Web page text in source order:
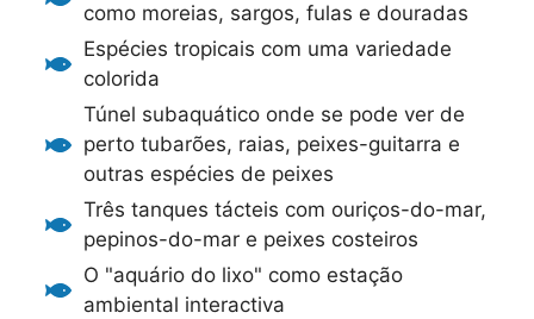
como moreias, sargos, fulas e douradas
Espécies tropicais com uma variedade
colorida
Túnel subaquático onde se pode ver de
perto tubarões, raias, peixes-guitarra e
outras espécies de peixes
Três tanques tácteis com ouriços-do-mar,
pepinos-do-mar e peixes costeiros
O "aquário do lixo" como estação
ambiental interactiva